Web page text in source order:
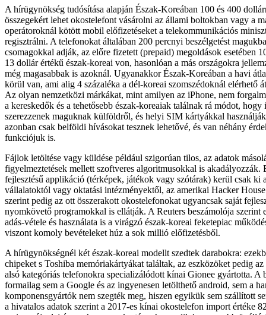
A hírügynökség tudósítása alapján Észak-Koreában 100 és 400
összegekért lehet okostelefont vásárolni az állami boltokban vagy a
operátoroknál kötött mobil előfizetéseket a telekommunikációs
regisztrálni. A telefonokat általában 200 percnyi beszélgetést
csomagokkal adják, az előre fizetett (prepaid) megoldások esetében
13 dollár értékű észak-koreai von, hasonlóan a más országokra
még magasabbak is azoknál. Ugyanakkor Észak-Koreában a havi
körül van, ami alig 4 százaléka a dél-koreai szomszédoknál elérhető
Az olyan nemzetközi márkákat, mint amilyen az iPhone, nem
a kereskedők és a tehetősebb észak-koreaiak találnak rá módot,
szerezzenek maguknak külföldről, és helyi SIM kártyákkal
azonban csak belföldi hívásokat tesznek lehetővé, és van néhány
funkciójuk is.
Fájlok letöltése vagy küldése például szigorúan tilos, az adatok
figyelmeztetések mellett szoftveres algoritmusokkal is akadályozzák.
fejlesztésű applikáció (térképek, játékok vagy szótárak) kerül csak ki
vállalatoktól vagy oktatási intézményektől, az amerikai Hacker
szerint pedig az ott összerakott okostelefonokat ugyancsak saját
nyomkövető programokkal is ellátják. A Reuters beszámolója szerint
adás-vétele és használata is a virágzó észak-koreai feketepiac
viszont komoly bevételeket húz a sok millió előfizetésből.
A hírügynökségnél két észak-koreai modellt szedtek darabokra:
chipeket s Toshiba memóriakártyákat találtak, az eszközöket pedig
alsó kategóriás telefonokra specializálódott kínai Gionee gyártotta. A
formailag sem a Google és az ingyenesen letölthető android, sem a
komponensgyártók nem szegték meg, hiszen egyikük sem szállított
a hivatalos adatok szerint a 2017-es kínai okostelefon import értéke